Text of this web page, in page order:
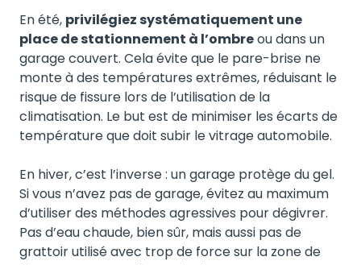
En été, privilégiez systématiquement une
place de stationnement à l’ombreou dans un
garage couvert. Cela évite que le pare-brise ne
monte à des températures extrêmes, réduisant le
risque de fissure lors de l’utilisation de la
climatisation. Le but est de minimiser les écarts de
température que doit subir le vitrage automobile.
En hiver, c’est l’inverse : un garage protège du gel.
Si vous n’avez pas de garage, évitez au maximum
d’utiliser des méthodes agressives pour dégivrer.
Pas d’eau chaude, bien sûr, mais aussi pas de
grattoir utilisé avec trop de force sur la zone de